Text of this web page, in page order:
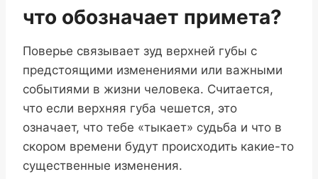
что обозначает примета?
Поверье связывает зуд верхней губы с
предстоящими изменениями или важными
событиями в жизни человека. Считается,
что если верхняя губа чешется, это
означает, что тебе «тыкает» судьба и что в
скором времени будут происходить какие-то
существенные изменения.